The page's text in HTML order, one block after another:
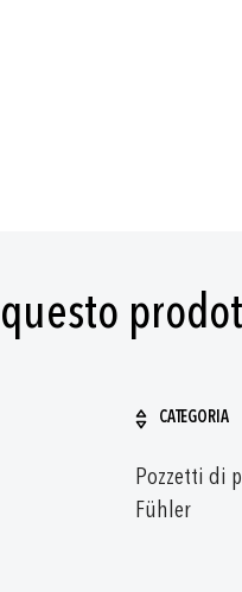
CATEGORIA
Pozzetti di
Fühler